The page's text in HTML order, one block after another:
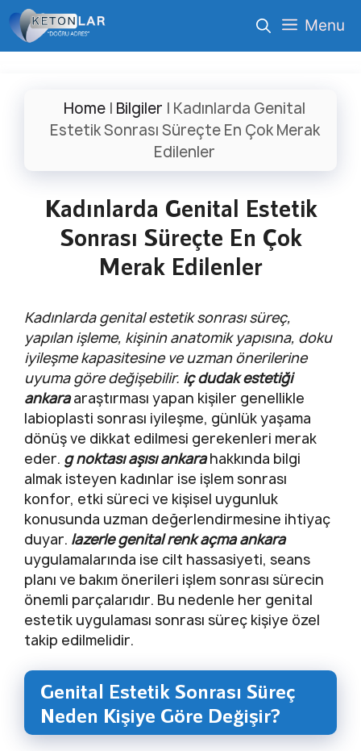
İçeriğe
atla
Menu
Home | Bilgiler | Kadınlarda Genital
Estetik Sonrası Süreçte En Çok Merak
Edilenler
Kadınlarda Genital Estetik
Sonrası Süreçte En Çok
Merak Edilenler
Kadınlarda genital estetik sonrası süreç,
yapılan işleme, kişinin anatomik yapısına, doku
iyileşme kapasitesine ve uzman önerilerine
uyuma göre değişebilir. iç dudak estetiği
ankaraaraştırması yapan kişiler genellikle
labioplasti sonrası iyileşme, günlük yaşama
dönüş ve dikkat edilmesi gerekenleri merak
eder. g noktası aşısı ankarahakkında bilgi
almak isteyen kadınlar ise işlem sonrası
konfor, etki süreci ve kişisel uygunluk
konusunda uzman değerlendirmesine ihtiyaç
duyar. lazerle genital renk açma ankara
uygulamalarında ise cilt hassasiyeti, seans
planı ve bakım önerileri işlem sonrası sürecin
önemli parçalarıdır. Bu nedenle her genital
estetik uygulaması sonrası süreç kişiye özel
takip edilmelidir.
Genital Estetik Sonrası Süreç
Neden Kişiye Göre Değişir?